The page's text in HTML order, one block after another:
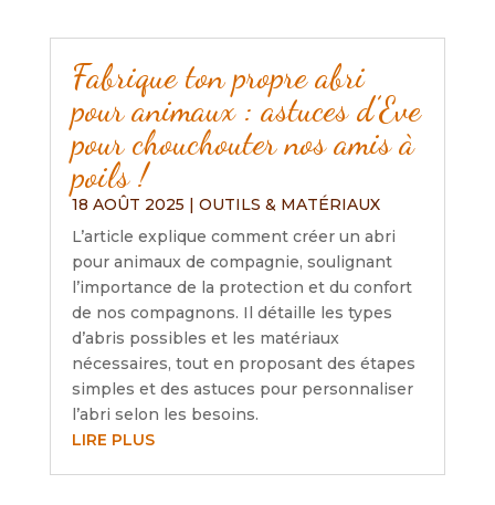
Fabrique ton propre abri
pour animaux : astuces d’Eve
pour chouchouter nos amis à
poils !
18 AOÛT 2025 | OUTILS & MATÉRIAUX
L’article explique comment créer un abri
pour animaux de compagnie, soulignant
l’importance de la protection et du confort
de nos compagnons. Il détaille les types
d’abris possibles et les matériaux
nécessaires, tout en proposant des étapes
simples et des astuces pour personnaliser
l’abri selon les besoins.
LIRE PLUS